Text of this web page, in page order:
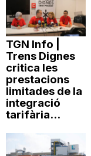
TGN Info |
Trens Dignes
critica les
prestacions
limitades de la
integració
tarifària...